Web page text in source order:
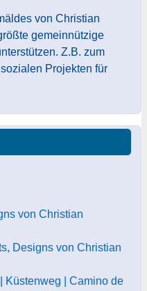
von Christian
gemeinnützige
Z.B. zum
Projekten für
von Christian
Designs von Christian
Küstenweg | Camino de